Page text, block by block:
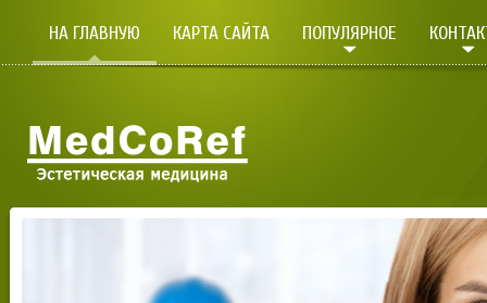
НА ГЛАВНУЮ КАРТА САЙТА ПОПУЛЯРНОЕ